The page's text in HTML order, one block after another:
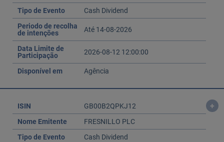
Tipo de Evento
Cash Dividend
Periodo de recolha
de intenções
Até 14-08-2026
Data Limite de
Participação
2026-08-12 12:00:00
Disponível em Agência
ISIN GB00B2QPKJ12 +
Nome Emitente
FRESNILLO PLC
Tipo de Evento
Cash Dividend